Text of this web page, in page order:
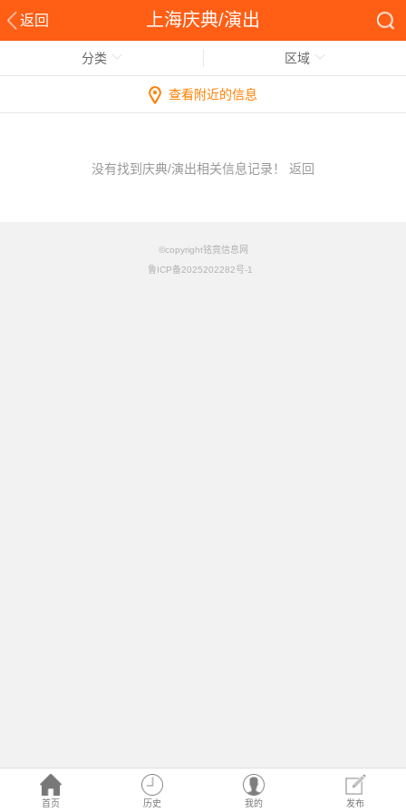
返回 上海庆典/演出
首页 历史 我的 发布
分类 区域
查看附近的信息
没有找到庆典/演出相关信息记录！ 返回
©copyright铭竟信息网
鲁ICP备2025202282号-1